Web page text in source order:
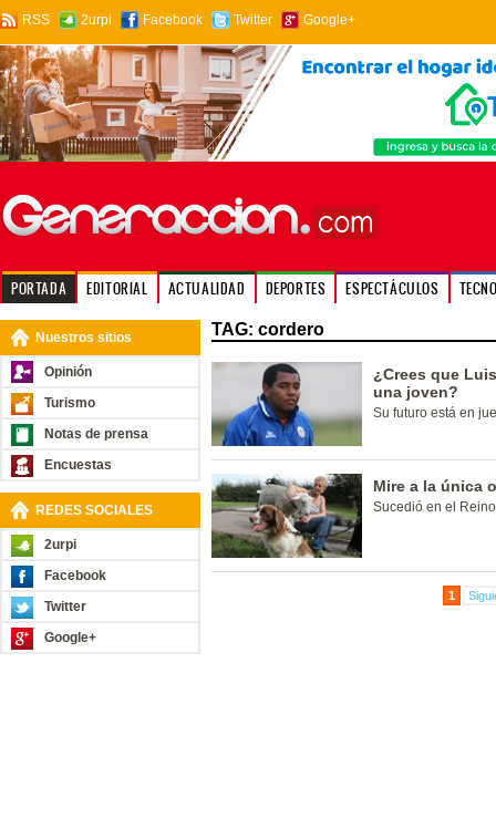
RSS 2urpi Facebook Twitter Google+
PORTADA EDITORIAL ACTUALIDAD DEPORTES ESPECTÁCULOS
Nuestros sitios
Opinión
Turismo
Notas de prensa
Encuestas
REDES SOCIALES
2urpi
Facebook
Twitter
Google+
TAG: cordero
¿Crees que
una joven?
Su futuro está en
Mire a la única
Sucedió en el
1